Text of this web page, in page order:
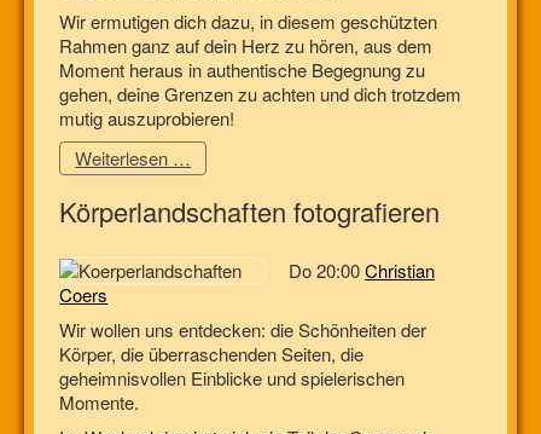
Wir ermutigen dich dazu, in diesem geschützten
Rahmen ganz auf dein Herz zu hören, aus dem
Moment heraus in authentische Begegnung zu
gehen, deine Grenzen zu achten und dich trotzdem
mutig auszuprobieren!
Weiterlesen …
Körperlandschaften fotografieren
Do 20:00Christian
Coers
Wir wollen uns entdecken: die Schönheiten der
Körper, die überraschenden Seiten, die
geheimnisvollen Einblicke und spielerischen
Momente.